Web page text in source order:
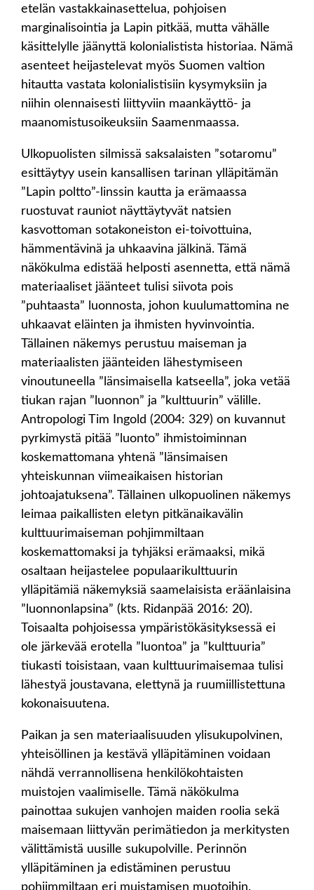
etelän vastakkainasettelua, pohjoisen
marginalisointia ja Lapin pitkää, mutta vähälle
käsittelylle jäänyttä kolonialistista historiaa. Nämä
asenteet heijastelevat myös Suomen valtion
hitautta vastata kolonialistisiin kysymyksiin ja
niihin olennaisesti liittyviin maankäyttö- ja
maanomistusoikeuksiin Saamenmaassa.
Ulkopuolisten silmissä saksalaisten ”sotaromu”
esittäytyy usein kansallisen tarinan ylläpitämän
”Lapin poltto”-linssin kautta ja erämaassa
ruostuvat rauniot näyttäytyvät natsien
kasvottoman sotakoneiston ei-toivottuina,
hämmentävinä ja uhkaavina jälkinä. Tämä
näkökulma edistää helposti asennetta, että nämä
materiaaliset jäänteet tulisi siivota pois
”puhtaasta” luonnosta, johon kuulumattomina ne
uhkaavat eläinten ja ihmisten hyvinvointia.
Tällainen näkemys perustuu maiseman ja
materiaalisten jäänteiden lähestymiseen
vinoutuneella ”länsimaisella katseella”, joka vetää
tiukan rajan ”luonnon” ja ”kulttuurin” välille.
Antropologi Tim Ingold (2004: 329) on kuvannut
pyrkimystä pitää ”luonto” ihmistoiminnan
koskemattomana yhtenä ”länsimaisen
yhteiskunnan viimeaikaisen historian
johtoajatuksena”. Tällainen ulkopuolinen näkemys
leimaa paikallisten eletyn pitkänaikavälin
kulttuurimaiseman pohjimmiltaan
koskemattomaksi ja tyhjäksi erämaaksi, mikä
osaltaan heijastelee populaarikulttuurin
ylläpitämiä näkemyksiä saamelaisista eräänlaisina
”luonnonlapsina” (kts. Ridanpää 2016: 20).
Toisaalta pohjoisessa ympäristökäsityksessä ei
ole järkevää erotella ”luontoa” ja ”kulttuuria”
tiukasti toisistaan, vaan kulttuurimaisemaa tulisi
lähestyä joustavana, elettynä ja ruumiillistettuna
kokonaisuutena.
Paikan ja sen materiaalisuuden ylisukupolvinen,
yhteisöllinen ja kestävä ylläpitäminen voidaan
nähdä verrannollisena henkilökohtaisten
muistojen vaalimiselle. Tämä näkökulma
painottaa sukujen vanhojen maiden roolia sekä
maisemaan liittyvän perimätiedon ja merkitysten
välittämistä uusille sukupolville. Perinnön
ylläpitäminen ja edistäminen perustuu
pohjimmiltaan eri muistamisen muotoihin.